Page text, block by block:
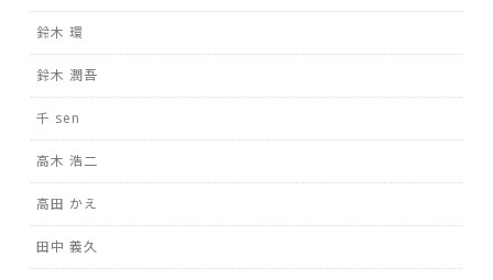
鈴木 環
鈴木 潤吾
千 sen
高木 浩二
高田 かえ
田中 義久